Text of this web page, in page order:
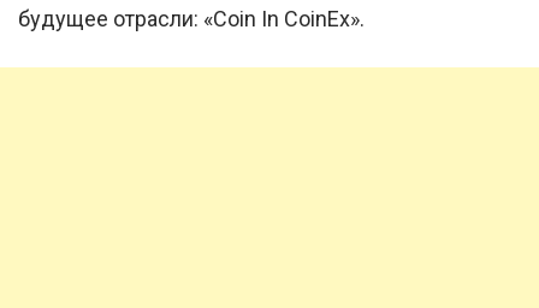
будущее отрасли: «Coin In CoinEx».